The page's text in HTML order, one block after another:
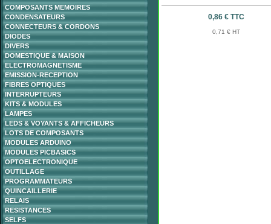
COMPOSANTS MEMOIRES
CONDENSATEURS
CONNECTEURS & CORDONS
DIODES
DIVERS
DOMESTIQUE & MAISON
ELECTROMAGNETISME
EMISSION-RECEPTION
FIBRES OPTIQUES
INTERRUPTEURS
KITS & MODULES
LAMPES
LEDS & VOYANTS & AFFICHEURS
LOTS DE COMPOSANTS
MODULES ARDUINO
MODULES PICBASICS
OPTOELECTRONIQUE
OUTILLAGE
PROGRAMMATEURS
QUINCAILLERIE
RELAIS
RESISTANCES
SELFS
0,86 € TTC
0,71 € HT